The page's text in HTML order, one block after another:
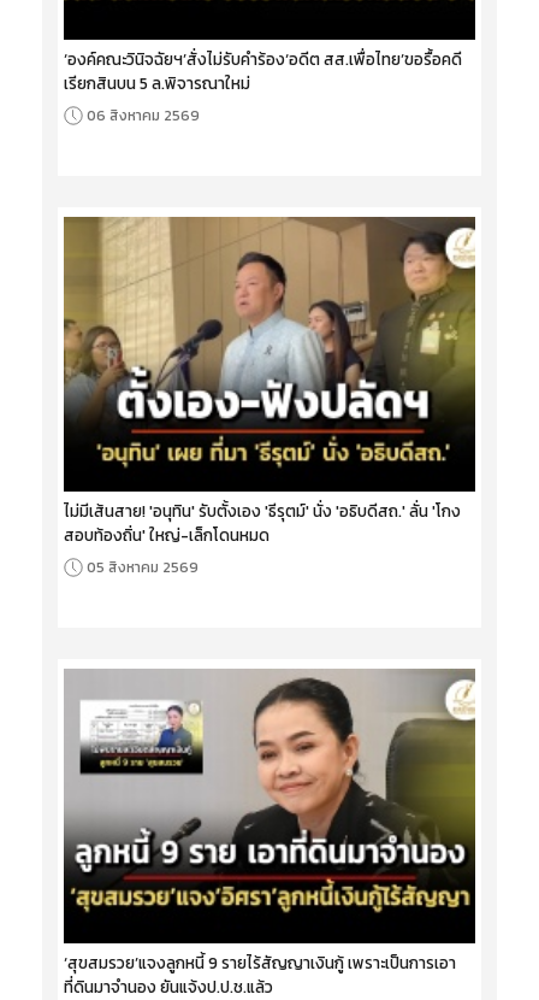
‘องค์คณะวินิจฉัยฯ’สั่งไม่รับคำร้อง‘อดีต สส.เพื่อไทย’ขอรื้อคดี
เรียกสินบน 5 ล.พิจารณาใหม่
06 สิงหาคม 2569
ไม่มีเส้นสาย! 'อนุทิน' รับตั้งเอง 'ธีรุตม์' นั่ง 'อธิบดีสถ.' ลั่น 'โกง
สอบท้องถิ่น' ใหญ่-เล็กโดนหมด
05 สิงหาคม 2569
‘สุขสมรวย’แจงลูกหนี้ 9 รายไร้สัญญาเงินกู้ เพราะเป็นการเอา
ที่ดินมาจำนอง ยันแจ้งป.ป.ช.แล้ว